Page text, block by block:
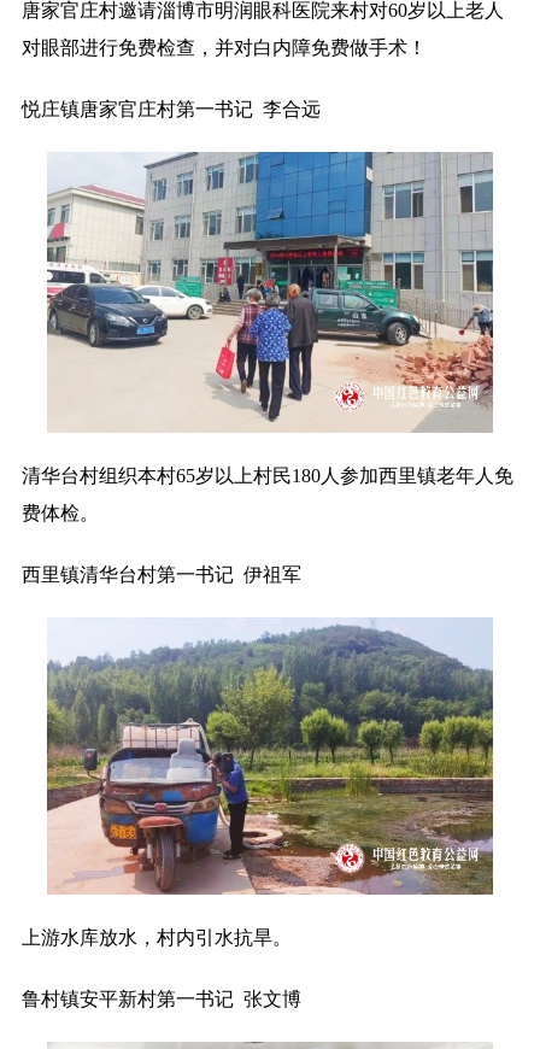
唐家官庄村邀请淄博市明润眼科医院来村对60岁以上老人
对眼部进行免费检查，并对白内障免费做手术！
悦庄镇唐家官庄村第一书记 李合远
清华台村组织本村65岁以上村民180人参加西里镇老年人免
费体检。
西里镇清华台村第一书记 伊祖军
上游水库放水，村内引水抗旱。
鲁村镇安平新村第一书记 张文博